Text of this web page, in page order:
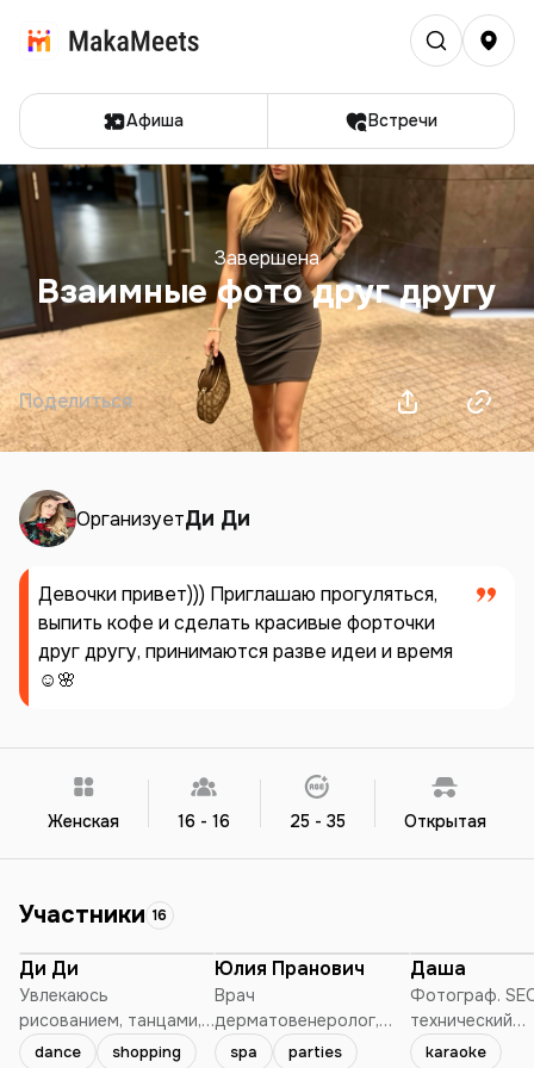
Афиша Встречи
Завершена
Взаимные фото друг другу
Поделиться
ОрганизуетДи Ди
Девочки привет))) Приглашаю прогуляться,
выпить кофе и сделать красивые форточки
друг другу, принимаются разве идеи и время
☺️🌸
Женская 16 - 16 25 - 35 Открытая
Участники 16
Ди Ди
Увлекаюсь
рисованием, танцами,
графическим и Ux ui
dance
shopping
Юлия Пранович
Врач
дерматовенеролог,
косметолог,
spa
parties
Даша
Фотограф.
технический
специалист.
karaoke